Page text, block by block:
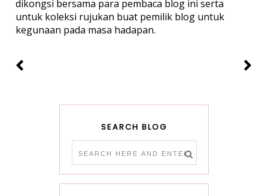
dikongsi bersama para pembaca blog ini serta
untuk koleksi rujukan buat pemilik blog untuk
kegunaan pada masa hadapan.
SEARCH BLOG